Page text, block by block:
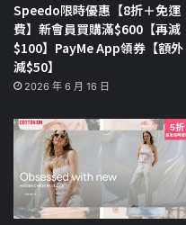
Speedo限時優惠【8折＋免運
費】新會員買購滿$600【再減
$100】PayMe App領券【額外
減$50】
2026 年 6 月 16 日